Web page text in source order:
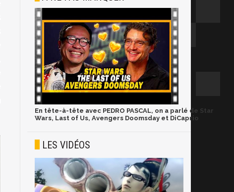
En tête-à-tête avec PEDRO PASCAL, on a parlé de Star
Wars, Last of Us, Avengers Doomsday et DiCaprio
LES VIDÉOS